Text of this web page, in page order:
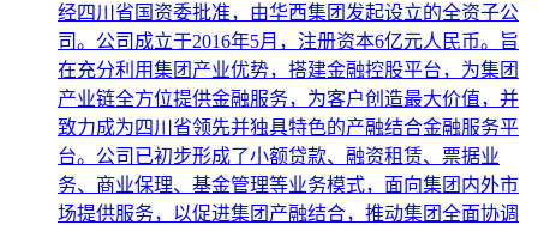
经四川省国资委批准，由华西集团发起设立的全资子公
司。公司成立于2016年5月，注册资本6亿元人民币。旨
在充分利用集团产业优势，搭建金融控股平台，为集团
产业链全方位提供金融服务，为客户创造最大价值，并
致力成为四川省领先并独具特色的产融结合金融服务平
台。公司已初步形成了小额贷款、融资租赁、票据业
务、商业保理、基金管理等业务模式，面向集团内外市
场提供服务，以促进集团产融结合，推动集团全面协调